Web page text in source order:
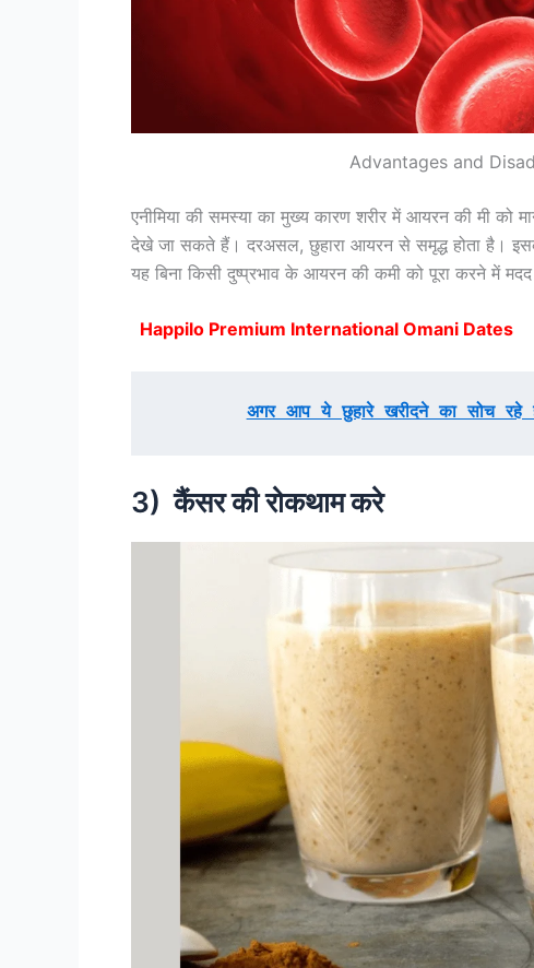
Advantages and
एनीमिया की समस्या का मुख्य कारण शरीर में आयरन की मी को
देखे जा सकते हैं। दरअसल, छुहारा आयरन से समृद्ध होता है।
यह बिना किसी दुष्प्रभाव के आयरन की कमी को पूरा करने में
Happilo Premium International Omani Dates
अगर आप ये छुहारे खरीदने का सोच
3) कैंसर की रोकथाम करे